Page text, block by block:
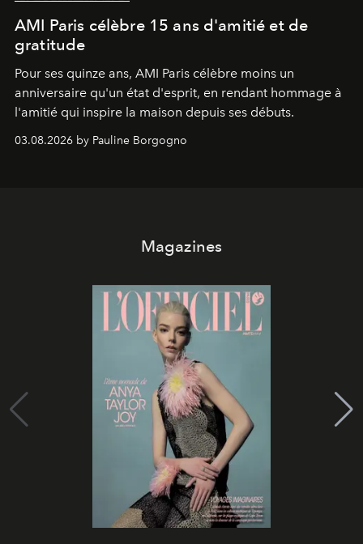
AMI Paris célèbre 15 ans d'amitié et de
gratitude
Pour ses quinze ans, AMI Paris célèbre moins un
anniversaire qu'un état d'esprit, en rendant hommage à
l'amitié qui inspire la maison depuis ses débuts.
03.08.2026 by Pauline Borgogno
Magazines